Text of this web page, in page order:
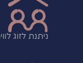
ניתנת לזוג